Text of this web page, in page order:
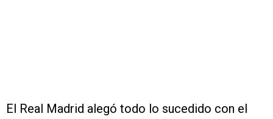
El Real Madrid alegó todo lo sucedido con el